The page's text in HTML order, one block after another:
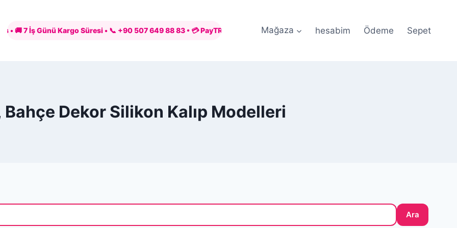
İş Günü Kargo Süresi • 📞 +90 507 649 88 83 • 💳 PayTR ile Güvenli Ödeme • 🎀 Özel Tasarım Silikon Kalıplar •
Mağaza hesabim Ödeme Sepet
Bahçe Dekor Silikon Kalıp Modelleri
Ara